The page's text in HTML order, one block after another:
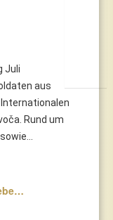
Juli
aus
Rund um